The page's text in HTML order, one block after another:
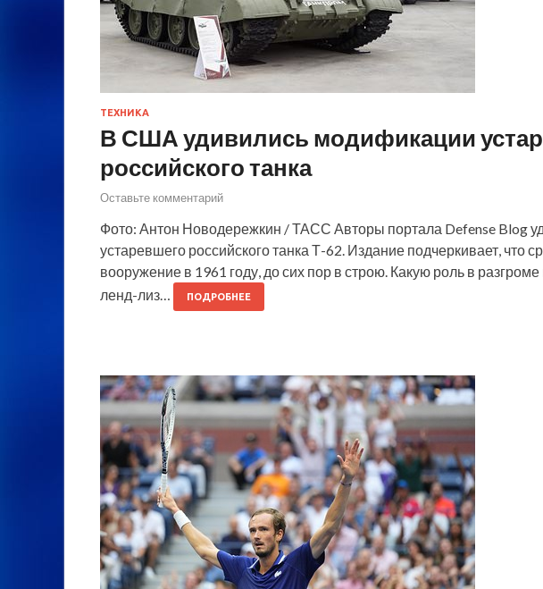
ТЕХНИКА
В США удивились модификации
российского танка
Оставьте комментарий
Фото: Антон Новодережкин / ТАСС Авторы портала Defense Blog
устаревшего российского танка Т-62. Издание подчеркивает, что
вооружение в 1961 году, до сих пор в строю. Какую роль в
ленд-лиз…
ПОДРОБНЕЕ